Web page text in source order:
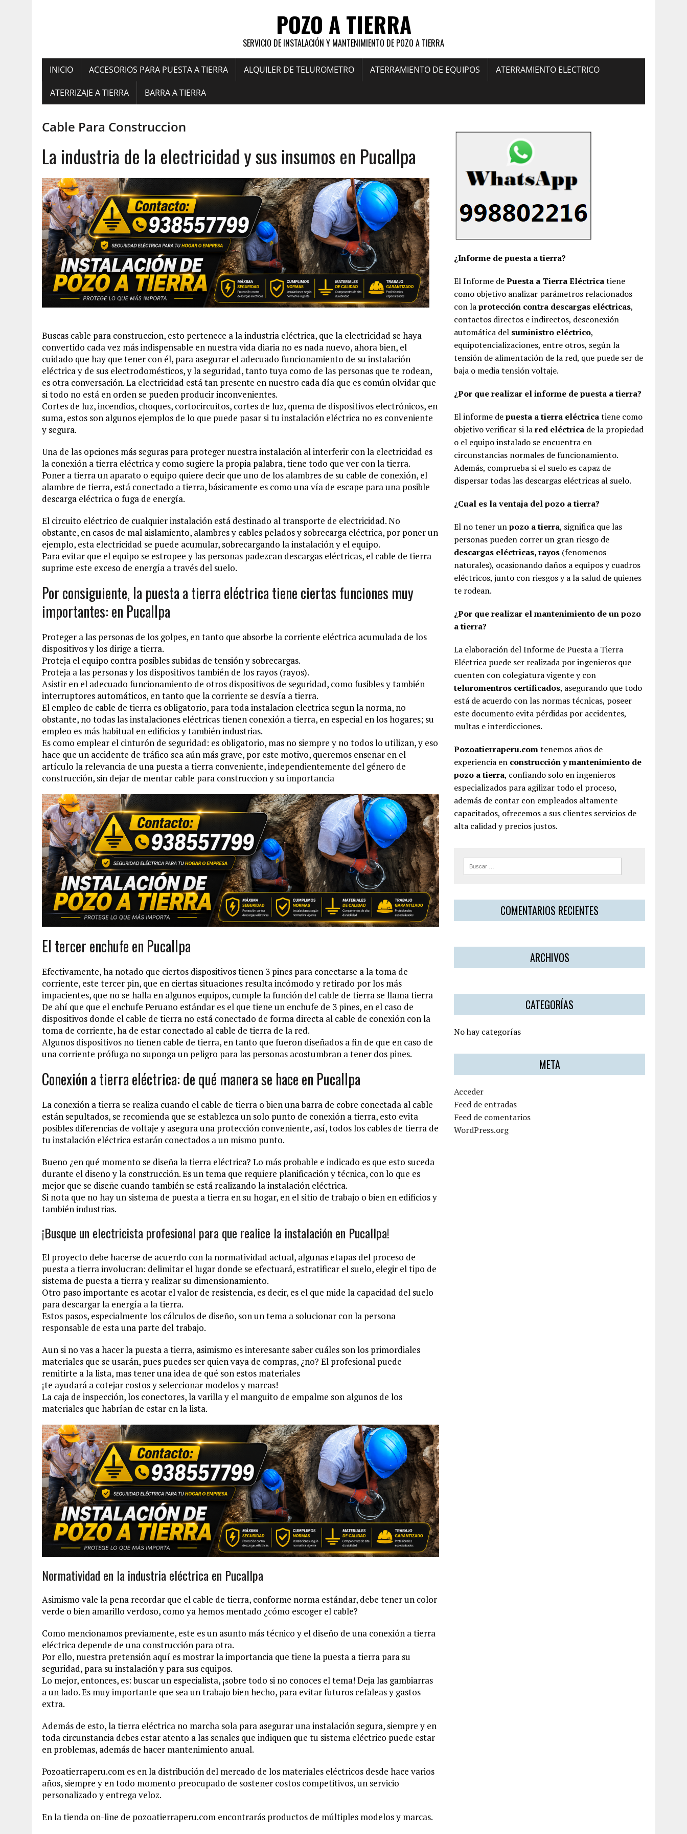
POZO A TIERRA
SERVICIO DE INSTALACIÓN Y MANTENIMIENTO DE POZO A TIERRA
INICIO ACCESORIOS PARA PUESTA A TIERRA ALQUILER DE TELUROMETRO ATERRAMIENTO DE EQUIPOS ATERRAMIENTO ELECTRICO
ATERRIZAJE A TIERRA BARRA A TIERRA
Cable Para Construccion
La industria de la electricidad y sus insumos en Pucallpa
Buscas cable para construccion, esto pertenece a la industria eléctrica, que la electricidad se haya
convertido cada vez más indispensable en nuestra vida diaria no es nada nuevo, ahora bien, el
cuidado que hay que tener con él, para asegurar el adecuado funcionamiento de su instalación
eléctrica y de sus electrodomésticos, y la seguridad, tanto tuya como de las personas que te rodean,
es otra conversación. La electricidad está tan presente en nuestro cada día que es común olvidar que
si todo no está en orden se pueden producir inconvenientes.
Cortes de luz, incendios, choques, cortocircuitos, cortes de luz, quema de dispositivos electrónicos, en
suma, estos son algunos ejemplos de lo que puede pasar si tu instalación eléctrica no es conveniente
y segura.
Una de las opciones más seguras para proteger nuestra instalación al interferir con la electricidad es
la conexión a tierra eléctrica y como sugiere la propia palabra, tiene todo que ver con la tierra.
Poner a tierra un aparato o equipo quiere decir que uno de los alambres de su cable de conexión, el
alambre de tierra, está conectado a tierra, básicamente es como una vía de escape para una posible
descarga eléctrica o fuga de energía.
El circuito eléctrico de cualquier instalación está destinado al transporte de electricidad. No
obstante, en casos de mal aislamiento, alambres y cables pelados y sobrecarga eléctrica, por poner un
ejemplo, esta electricidad se puede acumular, sobrecargando la instalación y el equipo.
Para evitar que el equipo se estropee y las personas padezcan descargas eléctricas, el cable de tierra
suprime este exceso de energía a través del suelo.
Por consiguiente, la puesta a tierra eléctrica tiene ciertas funciones muy
importantes: en Pucallpa
Proteger a las personas de los golpes, en tanto que absorbe la corriente eléctrica acumulada de los
dispositivos y los dirige a tierra.
Proteja el equipo contra posibles subidas de tensión y sobrecargas.
Proteja a las personas y los dispositivos también de los rayos (rayos).
Asistir en el adecuado funcionamiento de otros dispositivos de seguridad, como fusibles y también
interruptores automáticos, en tanto que la corriente se desvía a tierra.
El empleo de cable de tierra es obligatorio, para toda instalacion electrica segun la norma, no
obstante, no todas las instalaciones eléctricas tienen conexión a tierra, en especial en los hogares; su
empleo es más habitual en edificios y también industrias.
Es como emplear el cinturón de seguridad: es obligatorio, mas no siempre y no todos lo utilizan, y eso
hace que un accidente de tráfico sea aún más grave, por este motivo, queremos enseñar en el
artículo la relevancia de una puesta a tierra conveniente, independientemente del género de
construcción, sin dejar de mentar cable para construccion y su importancia
El tercer enchufe en Pucallpa
Efectivamente, ha notado que ciertos dispositivos tienen 3 pines para conectarse a la toma de
corriente, este tercer pin, que en ciertas situaciones resulta incómodo y retirado por los más
impacientes, que no se halla en algunos equipos, cumple la función del cable de tierra se llama tierra
De ahí que que el enchufe Peruano estándar es el que tiene un enchufe de 3 pines, en el caso de
dispositivos donde el cable de tierra no está conectado de forma directa al cable de conexión con la
toma de corriente, ha de estar conectado al cable de tierra de la red.
Algunos dispositivos no tienen cable de tierra, en tanto que fueron diseñados a fin de que en caso de
una corriente prófuga no suponga un peligro para las personas acostumbran a tener dos pines.
Conexión a tierra eléctrica: de qué manera se hace en Pucallpa
La conexión a tierra se realiza cuando el cable de tierra o bien una barra de cobre conectada al cable
están sepultados, se recomienda que se establezca un solo punto de conexión a tierra, esto evita
posibles diferencias de voltaje y asegura una protección conveniente, así, todos los cables de tierra de
tu instalación eléctrica estarán conectados a un mismo punto.
Bueno ¿en qué momento se diseña la tierra eléctrica? Lo más probable e indicado es que esto suceda
durante el diseño y la construcción. Es un tema que requiere planificación y técnica, con lo que es
mejor que se diseñe cuando también se está realizando la instalación eléctrica.
Si nota que no hay un sistema de puesta a tierra en su hogar, en el sitio de trabajo o bien en edificios y
también industrias.
¡Busque un electricista profesional para que realice la instalación en Pucallpa!
El proyecto debe hacerse de acuerdo con la normatividad actual, algunas etapas del proceso de
puesta a tierra involucran: delimitar el lugar donde se efectuará, estratificar el suelo, elegir el tipo de
sistema de puesta a tierra y realizar su dimensionamiento.
Otro paso importante es acotar el valor de resistencia, es decir, es el que mide la capacidad del suelo
para descargar la energía a la tierra.
Estos pasos, especialmente los cálculos de diseño, son un tema a solucionar con la persona
responsable de esta una parte del trabajo.
Aun si no vas a hacer la puesta a tierra, asimismo es interesante saber cuáles son los primordiales
materiales que se usarán, pues puedes ser quien vaya de compras, ¿no? El profesional puede
remitirte a la lista, mas tener una idea de qué son estos materiales
¡te ayudará a cotejar costos y seleccionar modelos y marcas!
La caja de inspección, los conectores, la varilla y el manguito de empalme son algunos de los
materiales que habrían de estar en la lista.
Normatividad en la industria eléctrica en Pucallpa
Asimismo vale la pena recordar que el cable de tierra, conforme norma estándar, debe tener un color
verde o bien amarillo verdoso, como ya hemos mentado ¿cómo escoger el cable?
Como mencionamos previamente, este es un asunto más técnico y el diseño de una conexión a tierra
eléctrica depende de una construcción para otra.
Por ello, nuestra pretensión aquí es mostrar la importancia que tiene la puesta a tierra para su
seguridad, para su instalación y para sus equipos.
Lo mejor, entonces, es: buscar un especialista, ¡sobre todo si no conoces el tema! Deja las gambiarras
a un lado. Es muy importante que sea un trabajo bien hecho, para evitar futuros cefaleas y gastos
extra.
Además de esto, la tierra eléctrica no marcha sola para asegurar una instalación segura, siempre y en
toda circunstancia debes estar atento a las señales que indiquen que tu sistema eléctrico puede estar
en problemas, además de hacer mantenimiento anual.
Pozoatierraperu.com es en la distribución del mercado de los materiales eléctricos desde hace varios
años, siempre y en todo momento preocupado de sostener costos competitivos, un servicio
personalizado y entrega veloz.
En la tienda on-line de pozoatierraperu.com encontrarás productos de múltiples modelos y marcas.
¿Informe de puesta a tierra?
El Informe dePuesta a Tierra Eléctricatiene
como objetivo analizar parámetros relacionados
con laprotección contra descargas eléctricas,
contactos directos e indirectos, desconexión
automática del suministro eléctrico,
equipotencializaciones, entre otros, según la
tensión de alimentación de la red, que puede ser de
baja o media tensión voltaje.
¿Por que realizar el informe de puesta a tierra?
El informe depuesta a tierra eléctricatiene como
objetivo verificar si lared eléctrica de la propiedad
o el equipo instalado se encuentra en
circunstancias normales de funcionamiento.
Además, comprueba si el suelo es capaz de
dispersar todas las descargas eléctricas al suelo.
¿Cual es la ventaja del pozo a tierra?
El no tener unpozo a tierra, significa que las
personas pueden correr un gran riesgo de
descargas eléctricas, rayos (fenomenos
naturales), ocasionando daños a equipos y cuadros
eléctricos, junto con riesgos y a la salud de quienes
te rodean.
¿Por que realizar el mantenimiento de un pozo
a tierra?
La elaboración del Informe de Puesta a Tierra
Eléctrica puede ser realizada por ingenieros que
cuenten con colegiatura vigente y con
teluromentros certificados, asegurando que todo
está de acuerdo con las normas técnicas, poseer
este documento evita pérdidas por accidentes,
multas e interdicciones.
Pozoatierraperu.comtenemos años de
experiencia en construcción y mantenimiento de
pozo a tierra, confiando solo en ingenieros
especializados para agilizar todo el proceso,
además de contar con empleados altamente
capacitados, ofrecemos a sus clientes servicios de
alta calidad y precios justos.
COMENTARIOS RECIENTES
ARCHIVOS
CATEGORÍAS
No hay categorías
META
Acceder
Feed de entradas
Feed de comentarios
WordPress.org